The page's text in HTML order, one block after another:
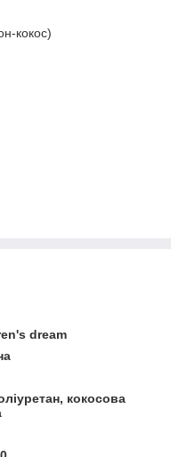
кокос)
dream
кокосова